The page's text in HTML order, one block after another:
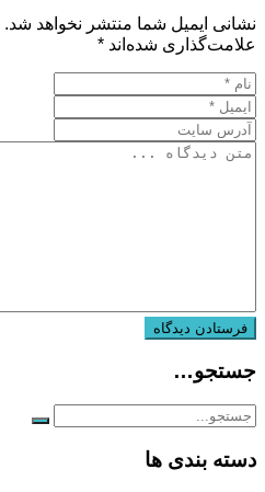
نشانی ایمیل شما منتشر نخواهد شد.
علامت‌گذاری شده‌اند *
جستجو…
دسته بندی ها